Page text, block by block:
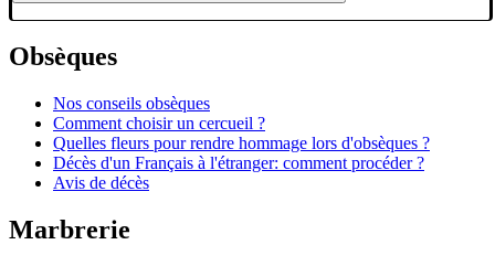
Obsèques
Nos conseils obsèques
Comment choisir un cercueil ?
Quelles fleurs pour rendre hommage lors d'obsèques ?
Décès d'un Français à l'étranger: comment procéder ?
Avis de décès
Marbrerie